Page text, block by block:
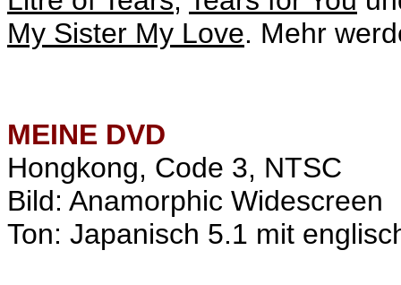
My Sister My Love. Mehr
MEINE DVD
Hongkong, Code 3, NTSC
Bild: Anamorphic Widescreen
Ton: Japanisch 5.1 mit